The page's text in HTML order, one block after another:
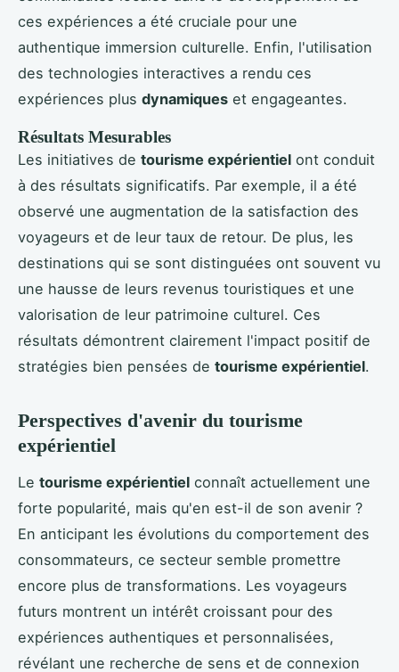
ces expériences a été cruciale pour une
authentique immersion culturelle. Enfin, l'utilisation
des technologies interactives a rendu ces
expériences plus dynamiques et engageantes.
Résultats Mesurables
Les initiatives de tourisme expérientiel ont conduit
à des résultats significatifs. Par exemple, il a été
observé une augmentation de la satisfaction des
voyageurs et de leur taux de retour. De plus, les
destinations qui se sont distinguées ont souvent vu
une hausse de leurs revenus touristiques et une
valorisation de leur patrimoine culturel. Ces
résultats démontrent clairement l'impact positif de
stratégies bien pensées de tourisme expérientiel.
Perspectives d'avenir du tourisme
expérientiel
Le tourisme expérientiel connaît actuellement une
forte popularité, mais qu'en est-il de son avenir ?
En anticipant les évolutions du comportement des
consommateurs, ce secteur semble promettre
encore plus de transformations. Les voyageurs
futurs montrent un intérêt croissant pour des
expériences authentiques et personnalisées,
révélant une recherche de sens et de connexion